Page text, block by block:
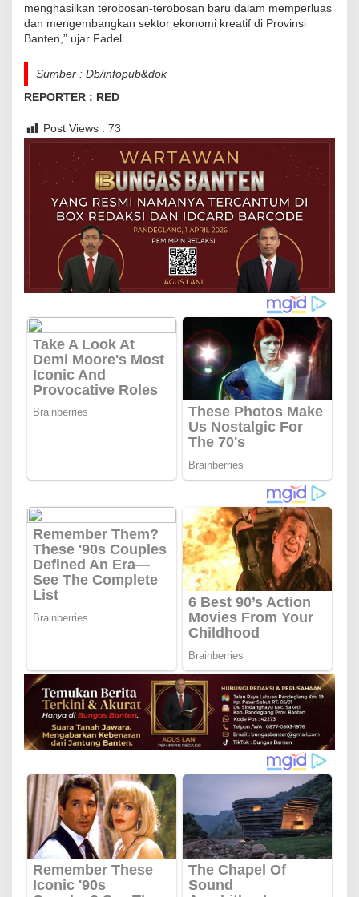
menghasilkan terobosan-terobosan baru dalam memperluas
dan mengembangkan sektor ekonomi kreatif di Provinsi
Banten,” ujar Fadel.
Sumber : Db/infopub&dok
REPORTER : RED
Post Views : 73